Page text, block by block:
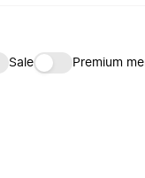
Sale Premium